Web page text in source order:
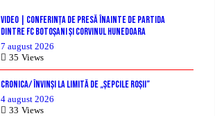
VIDEO | Conferința de presă înainte de partida
dintre FC Botoșani și Corvinul Hunedoara
7 august 2026
35 Views
CRONICA/ Învinși la limită de „Șepcile Roșii”
4 august 2026
33 Views